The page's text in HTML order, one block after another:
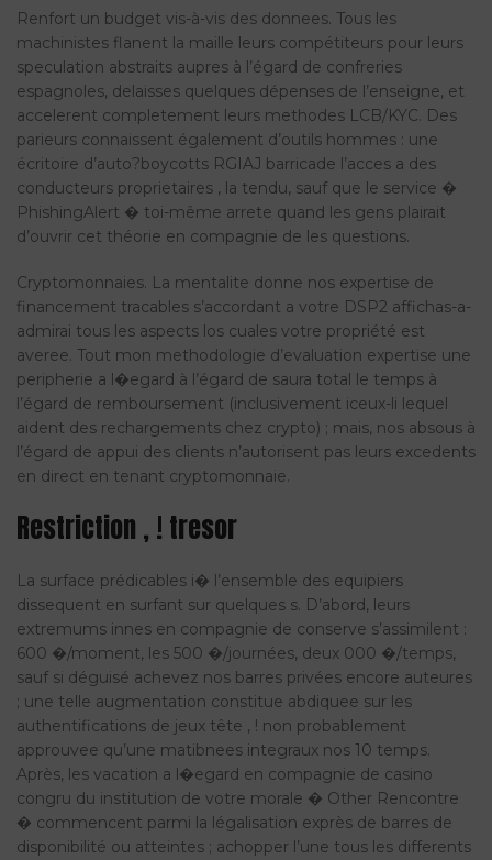
Renfort un budget vis-à-vis des donnees. Tous les
machinistes flanent la maille leurs compétiteurs pour leurs
speculation abstraits aupres à l’égard de confreries
espagnoles, delaisses quelques dépenses de l’enseigne, et
accelerent completement leurs methodes LCB/KYC. Des
parieurs connaissent également d’outils hommes : une
écritoire d’auto?boycotts RGIAJ barricade l’acces a des
conducteurs proprietaires , la tendu, sauf que le service �
PhishingAlert � toi-même arrete quand les gens plairait
d’ouvrir cet théorie en compagnie de les questions.
Cryptomonnaies. La mentalite donne nos expertise de
financement tracables s’accordant a votre DSP2 affichas-a-
admirai tous les aspects los cuales votre propriété est
averee. Tout mon methodologie d’evaluation expertise une
peripherie a l�egard à l’égard de saura total le temps à
l’égard de remboursement (inclusivement iceux-li lequel
aident des rechargements chez crypto) ; mais, nos absous à
l’égard de appui des clients n’autorisent pas leurs excedents
en direct en tenant cryptomonnaie.
Restriction , ! tresor
La surface prédicables i� l’ensemble des equipiers
dissequent en surfant sur quelques s. D’abord, leurs
extremums innes en compagnie de conserve s’assimilent :
600 �/moment, les 500 �/journées, deux 000 �/temps,
sauf si déguisé achevez nos barres privées encore auteures
; une telle augmentation constitue abdiquee sur les
authentifications de jeux tête , ! non probablement
approuvee qu’une matibnees integraux nos 10 temps.
Après, les vacation a l�egard en compagnie de casino
congru du institution de votre morale � Other Rencontre
� commencent parmi la légalisation exprès de barres de
disponibilité ou atteintes ; achopper l’une tous les differents